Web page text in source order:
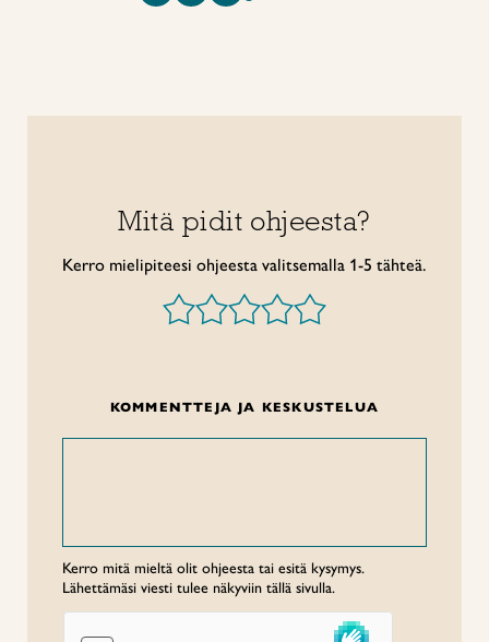
Mitä pidit ohjeesta?
Kerro mielipiteesi ohjeesta valitsemalla 1-5 tähteä.
KOMMENTTEJA JA KESKUSTELUA
Kerro mitä mieltä olit ohjeesta tai esitä kysymys.
Lähettämäsi viesti tulee näkyviin tällä sivulla.